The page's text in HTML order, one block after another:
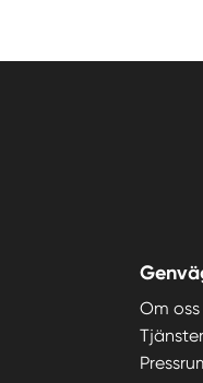
Om oss
Tjänster